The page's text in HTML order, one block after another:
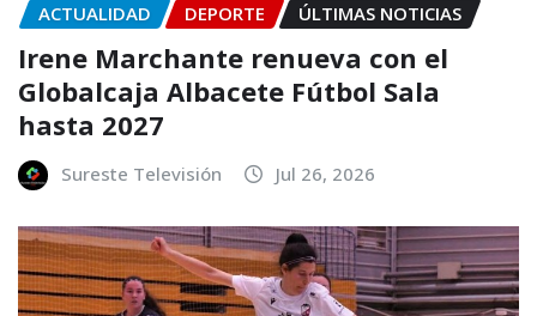
ACTUALIDAD DEPORTE ÚLTIMAS NOTICIAS
Irene Marchante renueva con el
Globalcaja Albacete Fútbol Sala
hasta 2027
Sureste Televisión Jul 26, 2026